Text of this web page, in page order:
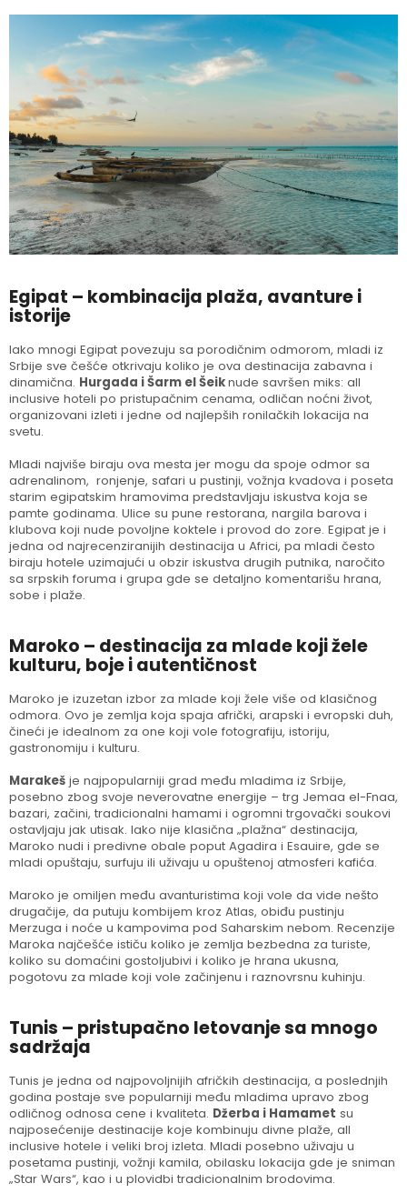
Egipat – kombinacija plaža, avanture i
istorije
Iako mnogi Egipat povezuju sa porodičnim odmorom, mladi iz
Srbije sve češće otkrivaju koliko je ova destinacija zabavna i
dinamična. Hurgada i Šarm el Šeiknude savršen miks: all
inclusive hoteli po pristupačnim cenama, odličan noćni život,
organizovani izleti i jedne od najlepših ronilačkih lokacija na
svetu.
Mladi najviše biraju ova mesta jer mogu da spoje odmor sa
adrenalinom, ronjenje, safari u pustinji, vožnja kvadova i poseta
starim egipatskim hramovima predstavljaju iskustva koja se
pamte godinama. Ulice su pune restorana, nargila barova i
klubova koji nude povoljne koktele i provod do zore. Egipat je i
jedna od najrecenziranijih destinacija u Africi, pa mladi često
biraju hotele uzimajući u obzir iskustva drugih putnika, naročito
sa srpskih foruma i grupa gde se detaljno komentarišu hrana,
sobe i plaže.
Maroko – destinacija za mlade koji žele
kulturu, boje i autentičnost
Maroko je izuzetan izbor za mlade koji žele više od klasičnog
odmora. Ovo je zemlja koja spaja afrički, arapski i evropski duh,
čineći je idealnom za one koji vole fotografiju, istoriju,
gastronomiju i kulturu.
Marakeš je najpopularniji grad među mladima iz Srbije,
posebno zbog svoje neverovatne energije – trg Jemaa el-Fnaa,
bazari, začini, tradicionalni hamami i ogromni trgovački soukovi
ostavljaju jak utisak. Iako nije klasična „plažna“ destinacija,
Maroko nudi i predivne obale poput Agadira i Esauire, gde se
mladi opuštaju, surfuju ili uživaju u opuštenoj atmosferi kafića.
Maroko je omiljen među avanturistima koji vole da vide nešto
drugačije, da putuju kombijem kroz Atlas, obiđu pustinju
Merzuga i noće u kampovima pod Saharskim nebom. Recenzije
Maroka najčešće ističu koliko je zemlja bezbedna za turiste,
koliko su domaćini gostoljubivi i koliko je hrana ukusna,
pogotovu za mlade koji vole začinjenu i raznovrsnu kuhinju.
Tunis – pristupačno letovanje sa mnogo
sadržaja
Tunis je jedna od najpovoljnijih afričkih destinacija, a poslednjih
godina postaje sve popularniji među mladima upravo zbog
odličnog odnosa cene i kvaliteta. Džerba i Hamamet su
najposećenije destinacije koje kombinuju divne plaže, all
inclusive hotele i veliki broj izleta. Mladi posebno uživaju u
posetama pustinji, vožnji kamila, obilasku lokacija gde je sniman
„Star Wars“, kao i u plovidbi tradicionalnim brodovima.